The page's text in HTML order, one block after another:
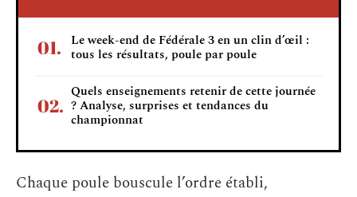
Le week-end de Fédérale 3 en un clin d’œil :
tous les résultats, poule par poule
Quels enseignements retenir de cette journée
? Analyse, surprises et tendances du
championnat
Chaque poule bouscule l’ordre établi,